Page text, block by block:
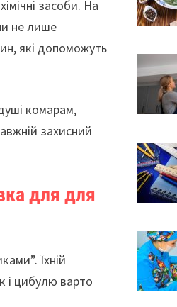
засоби. На
не лише
які допоможуть
комарам,
захисний
для для
Їхній
і цибулю варто